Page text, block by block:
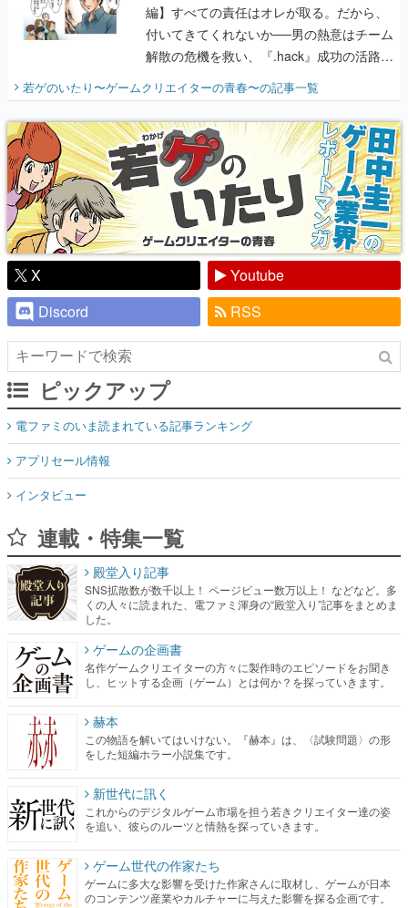
編】すべての責任はオレが取る。だから、
付いてきてくれないか──男の熱意はチーム
解散の危機を救い、『.hack』成功の活路を
『少年ジャンプ』色だった【若ゲのいた
り】
若ゲのいたり〜ゲームクリエイターの青春〜の記事一覧
X
Youtube
Discord
RSS
ピックアップ
電ファミのいま読まれている記事ランキング
アプリセール情報
インタビュー
連載・特集一覧
殿堂入り記事
SNS拡散数が数千以上！ ページビュー数万以上！ などなど。多
くの人々に読まれた、電ファミ渾身の“殿堂入り”記事をまとめま
した。
ゲームの企画書
名作ゲームクリエイターの方々に製作時のエピソードをお聞き
し、ヒットする企画（ゲーム）とは何か？を探っていきます。
赫本
この物語を解いてはいけない。『赫本』は、〈試験問題〉の形
をした短編ホラー小説集です。
新世代に訊く
これからのデジタルゲーム市場を担う若きクリエイター達の姿
を追い、彼らのルーツと情熱を探っていきます。
ゲーム世代の作家たち
ゲームに多大な影響を受けた作家さんに取材し、ゲームが日本
のコンテンツ産業やカルチャーに与えた影響を探る企画です。